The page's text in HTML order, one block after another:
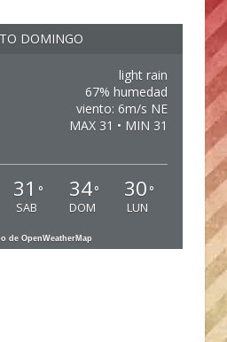
DOMINGO
light rain
67% humedad
viento: 6m/s NE
MAX 31 • MIN 31
31 °
SAB
34°
DOM
30 °
LUN
de OpenWeatherMap